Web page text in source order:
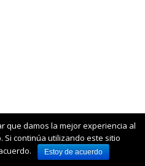
que damos la mejor experiencia al
continúa utilizando este sitio
Estoy de acuerdo